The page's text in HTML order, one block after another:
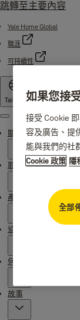
跳轉至主要內容
Yale Home Global
職涯
可持續性
Taiwan
Menu
關於耶魯
耶魯起源
產品
協助
何處購買
故事
如果您接
接受 Cookie
容及廣告、提
能與我們的社
Cookie 政策 隱
全部